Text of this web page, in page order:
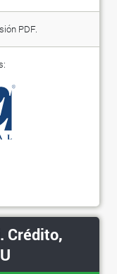
PDF.
Crédito,